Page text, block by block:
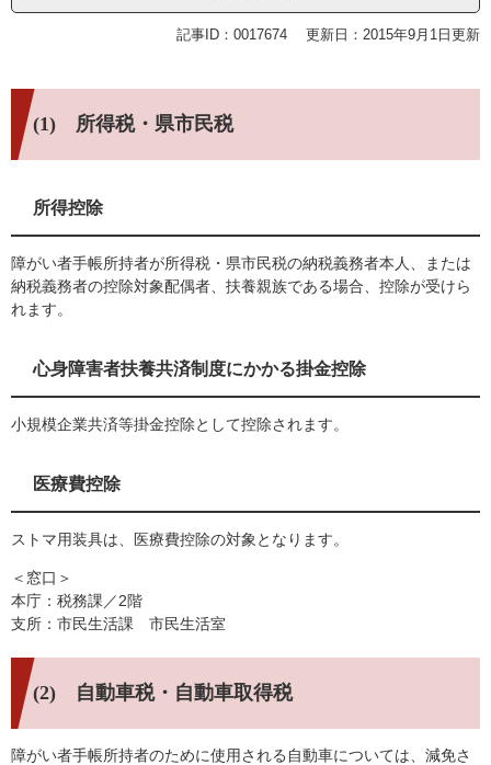
記事ID：0017674 更新日：2015年9月1日更新
(1) 所得税・県市民税
所得控除
障がい者手帳所持者が所得税・県市民税の納税義務者本人、または
納税義務者の控除対象配偶者、扶養親族である場合、控除が受けら
れます。
心身障害者扶養共済制度にかかる掛金控除
小規模企業共済等掛金控除として控除されます。
医療費控除
ストマ用装具は、医療費控除の対象となります。
＜窓口＞
本庁：税務課／2階
支所：市民生活課 市民生活室
(2) 自動車税・自動車取得税
障がい者手帳所持者のために使用される自動車については、減免さ